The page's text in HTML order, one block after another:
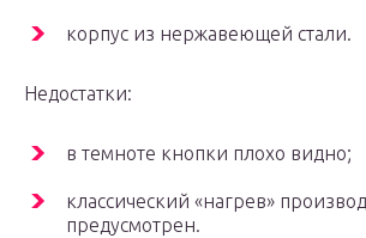
корпус из нержавеющей стали.
Недостатки:
в темноте кнопки плохо видно;
классический «нагрев»
предусмотрен.